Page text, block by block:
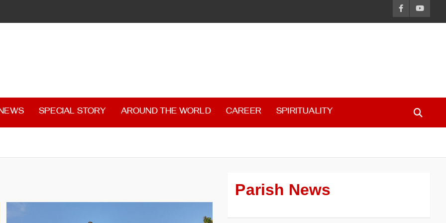
SPECIAL STORY AROUND THE WORLD CAREER SPIRITUALITY
Parish News